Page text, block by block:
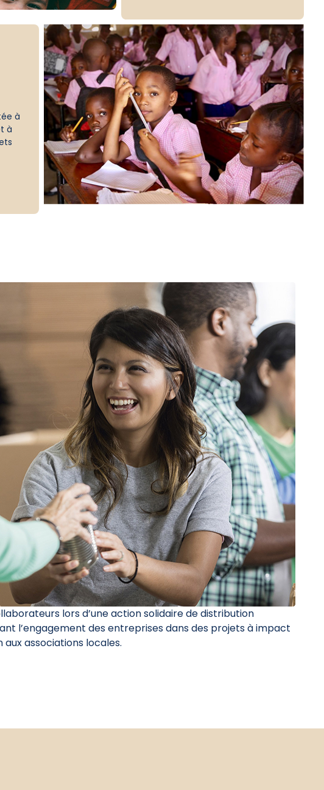
à
à
lors d’une action solidaire de distribution
l’engagement des entreprises dans des projets à impact
aux associations locales.